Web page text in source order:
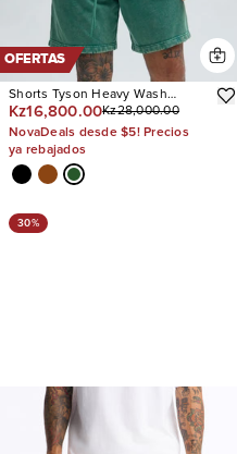
OFERTAS
Shorts Tyson Heavy Wash
Relaxed
Kz16,800.00Kz28,000.00
NovaDeals desde $5! Precios
ya rebajados
30%